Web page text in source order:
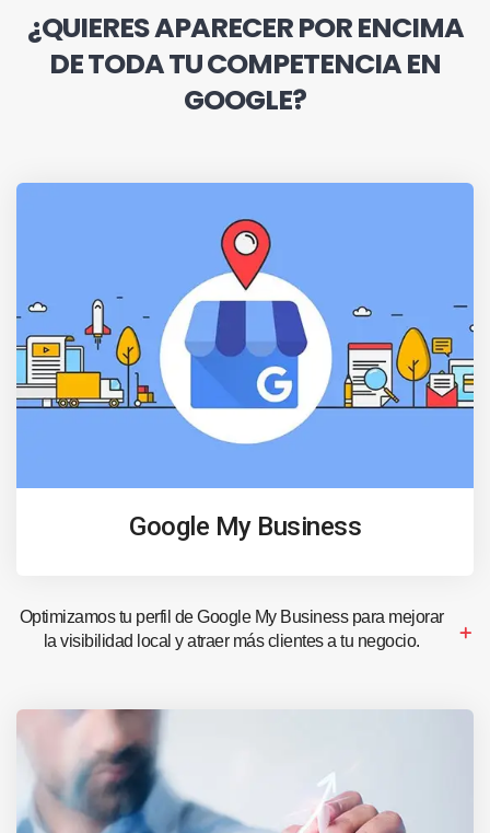
¿QUIERES APARECER POR ENCIMA
DE TODA TU COMPETENCIA EN
GOOGLE?
Google My Business
Optimizamos tu perfil de Google My Business para mejorar
la visibilidad local y atraer más clientes a tu negocio.